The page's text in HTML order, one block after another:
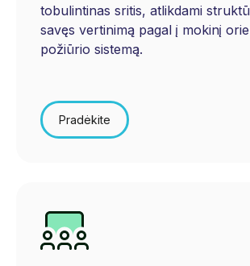
tobulintinas sritis, atlikdami
savęs vertinimą pagal į mokinį
požiūrio sistemą.
Pradėkite